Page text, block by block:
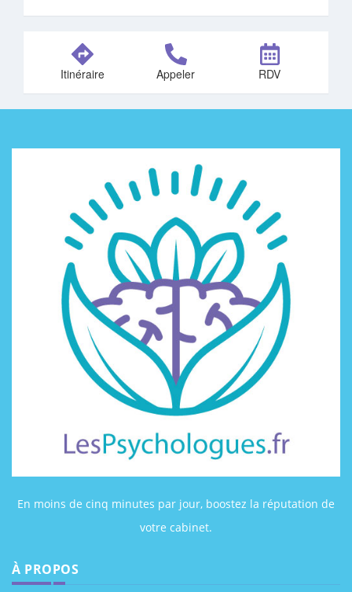
Itinéraire Appeler RDV
En moins de cinq minutes par jour, boostez la réputation de
votre cabinet.
À PROPOS